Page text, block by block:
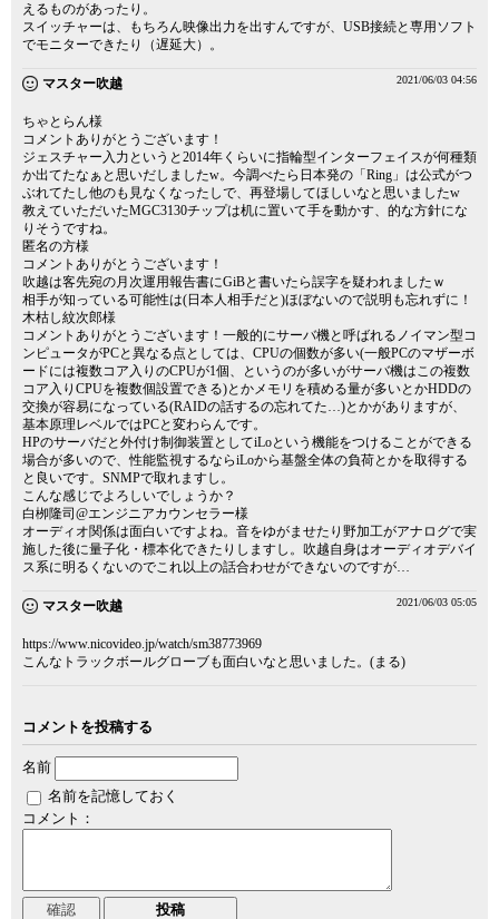
えるものがあったり。
スイッチャーは、もちろん映像出力を出すんですが、USB接続と専用ソフト
でモニターできたり（遅延大）。
マスター吹越 2021/06/03 04:56
ちゃとらん様
コメントありがとうございます！
ジェスチャー入力というと2014年くらいに指輪型インターフェイスが何種類
か出てたなぁと思いだしましたw。今調べたら日本発の「Ring」は公式がつ
ぶれてたし他のも見なくなったしで、再登場してほしいなと思いましたw
教えていただいたMGC3130チップは机に置いて手を動かす、的な方針にな
りそうですね。
匿名の方様
コメントありがとうございます！
吹越は客先宛の月次運用報告書にGiBと書いたら誤字を疑われましたｗ
相手が知っている可能性は(日本人相手だと)ほぼないので説明も忘れずに！
木枯し紋次郎様
コメントありがとうございます！一般的にサーバ機と呼ばれるノイマン型コ
ンピュータがPCと異なる点としては、CPUの個数が多い(一般PCのマザーボ
ードには複数コア入りのCPUが1個、というのが多いがサーバ機はこの複数
コア入りCPUを複数個設置できる)とかメモリを積める量が多いとかHDDの
交換が容易になっている(RAIDの話するの忘れてた…)とかがありますが、
基本原理レベルではPCと変わらんです。
HPのサーバだと外付け制御装置としてiLoという機能をつけることができる
場合が多いので、性能監視するならiLoから基盤全体の負荷とかを取得する
と良いです。SNMPで取れますし。
こんな感じでよろしいでしょうか？
白栁隆司@エンジニアカウンセラー様
オーディオ関係は面白いですよね。音をゆがませたり野加工がアナログで実
施した後に量子化・標本化できたりしますし。吹越自身はオーディオデバイ
ス系に明るくないのでこれ以上の話合わせができないのですが…
マスター吹越 2021/06/03 05:05
https://www.nicovideo.jp/watch/sm38773969
こんなトラックボールグローブも面白いなと思いました。(まる)
コメントを投稿する
名前
名前を記憶しておく
コメント：